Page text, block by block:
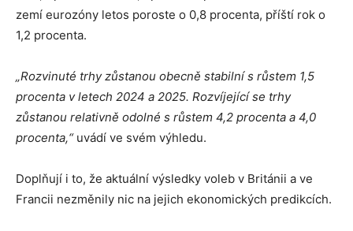
zemí eurozóny letos poroste o 0,8 procenta, příští rok o
1,2 procenta.
„Rozvinuté trhy zůstanou obecně stabilní s růstem 1,5
procenta v letech 2024 a 2025. Rozvíjející se trhy
zůstanou relativně odolné s růstem 4,2 procenta a 4,0
procenta,“ uvádí ve svém výhledu.
Doplňují i to, že aktuální výsledky voleb v Británii a ve
Francii nezměnily nic na jejich ekonomických predikcích.